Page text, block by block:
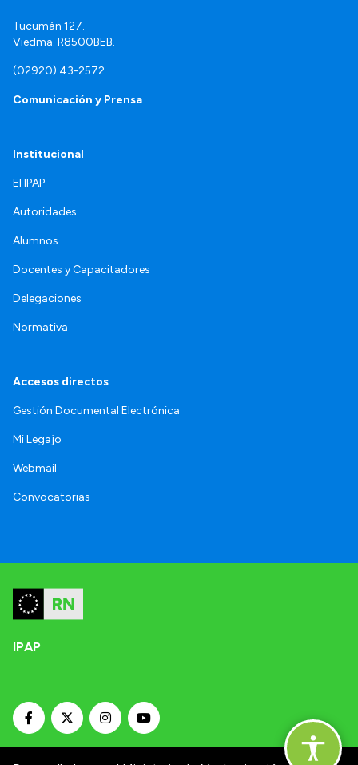
Tucumán 127.
Viedma. R8500BEB.
(02920) 43-2572
Comunicación y Prensa
Institucional
El IPAP
Autoridades
Alumnos
Docentes y Capacitadores
Delegaciones
Normativa
Accesos directos
Gestión Documental Electrónica
Mi Legajo
Webmail
Convocatorias
IPAP